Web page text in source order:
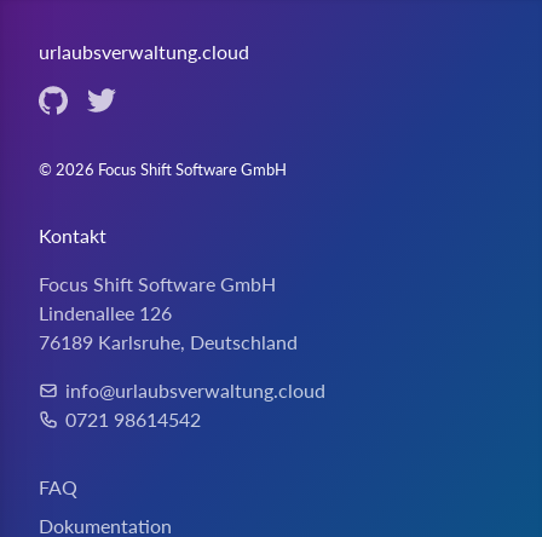
urlaubsverwaltung.cloud
© 2026 Focus Shift Software GmbH
Kontakt
Focus Shift Software GmbH
Lindenallee 126
76189 Karlsruhe, Deutschland
E-Mail:
info@urlaubsverwaltung.cloud
Telefon:
0721 98614542
FAQ
Dokumentation